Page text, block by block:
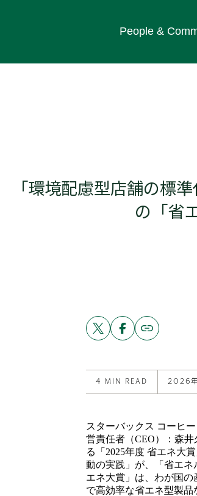
People &
「環境配慮型店舗の標
の「省
Share
this
post
Share
this
post
Copy
link
to
4 MIN READ 2026
スターバックス コーヒ
営責任者（CEO）：森
る「2025年度 省エネ大
動の実践」が、「省エ
エネ大賞」は、わが国
で高効率な省エネ型製品